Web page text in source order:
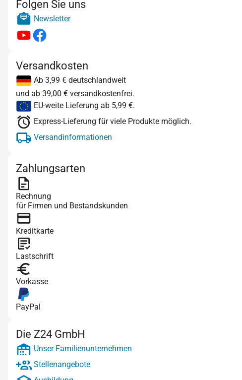
Folgen Sie uns
Newsletter
Versandkosten
Ab 3,99 € deutschlandweit
und ab 39,00 € versandkostenfrei.
EU-weite Lieferung ab 5,99 €.
Express-Lieferung für viele Produkte möglich.
Versandinformationen
Zahlungsarten
Rechnung
für Firmen und Bestandskunden
Kreditkarte
Lastschrift
Vorkasse
PayPal
Die Z24 GmbH
Unser Familienunternehmen
Stellenangebote